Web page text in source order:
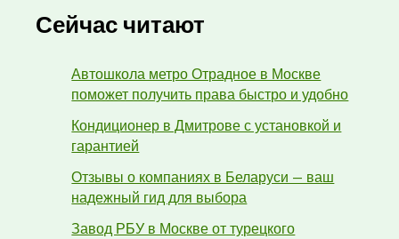
Сейчас читают
Автошкола метро Отрадное в Москве
поможет получить права быстро и удобно
Кондиционер в Дмитрове с установкой и
гарантией
Отзывы о компаниях в Беларуси — ваш
надежный гид для выбора
Завод РБУ в Москве от турецкого